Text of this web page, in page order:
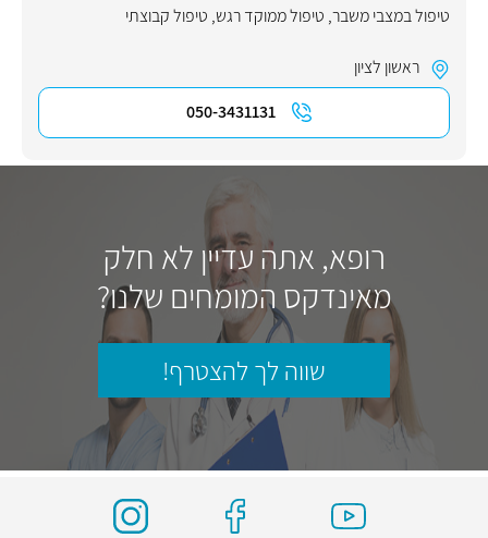
טיפול במצבי משבר, טיפול ממוקד רגש, טיפול קבוצתי
ראשון לציון
050-3431131
רופא, אתה עדיין לא חלק
מאינדקס המומחים שלנו?
שווה לך להצטרף!